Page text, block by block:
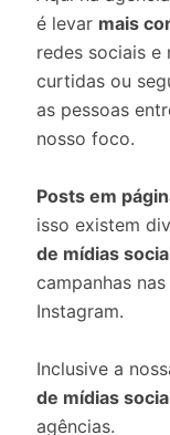
é levar mais
redes sociais e
curtidas ou
as pessoas
nosso foco.
Posts em
isso existem
de mídias
campanhas
Instagram.
Inclusive a
de mídias
agências.